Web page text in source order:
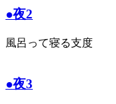
●夜2
風呂って寝る支度
●夜3